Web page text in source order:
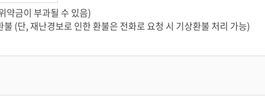
약금이 부과될 수 있음)
(단, 재난경보로 인한 환불은 전화로 요청 시 기상환불 처리 가능)